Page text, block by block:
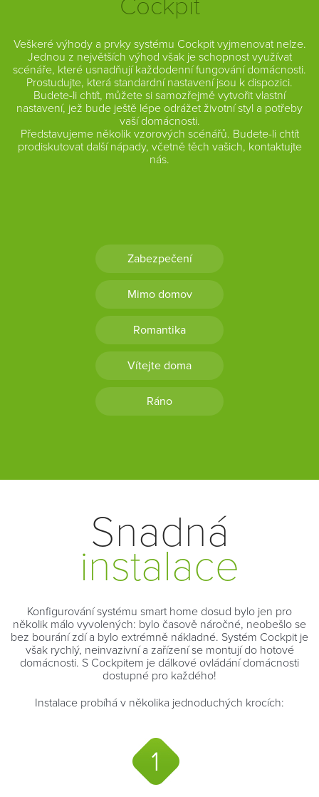
Cockpit
Veškeré výhody a prvky systému Cockpit vyjmenovat nelze.
Jednou z největších výhod však je schopnost využívat
scénáře, které usnadňují každodenní fungování domácnosti.
Prostudujte, která standardní nastavení jsou k dispozici.
Budete-li chtít, můžete si samozřejmě vytvořit vlastní
nastavení, jež bude ještě lépe odrážet životní styl a potřeby
vaší domácnosti.
Představujeme několik vzorových scénářů. Budete-li chtít
prodiskutovat další nápady, včetně těch vašich, kontaktujte
nás.
Zabezpečení
Mimo domov
Romantika
Vítejte doma
Ráno
Snadná
instalace
Konfigurování systému smart home dosud bylo jen pro
několik málo vyvolených: bylo časově náročné, neobešlo se
bez bourání zdí a bylo extrémně nákladné. Systém Cockpit je
však rychlý, neinvazivní a zařízení se montují do hotové
domácnosti. S Cockpitem je dálkové ovládání domácnosti
dostupné pro každého!
Instalace probíhá v několika jednoduchých krocích: